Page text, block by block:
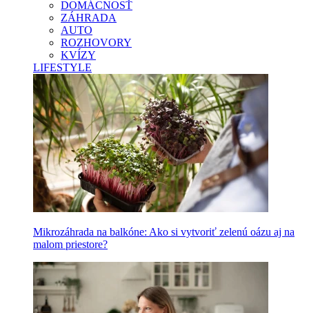
DOMÁCNOSŤ
ZÁHRADA
AUTO
ROZHOVORY
KVÍZY
LIFESTYLE
Mikrozáhrada na balkóne: Ako si vytvoriť zelenú oázu aj na
malom priestore?